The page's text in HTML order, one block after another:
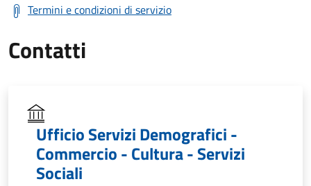
Termini e condizioni di servizio
Contatti
Ufficio Servizi Demografici -
Commercio - Cultura - Servizi
Sociali